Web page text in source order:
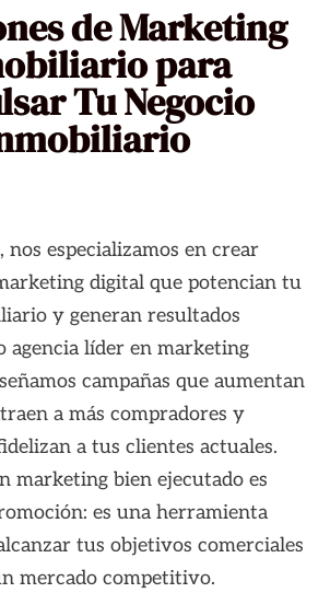
de Marketing
para
Tu Negocio
, nos especializamos en crear
digital que potencian tu
y generan resultados
agencia líder en marketing
campañas que aumentan
a más compradores y
a tus clientes actuales.
marketing bien ejecutado es
es una herramienta
tus objetivos comerciales
mercado competitivo.